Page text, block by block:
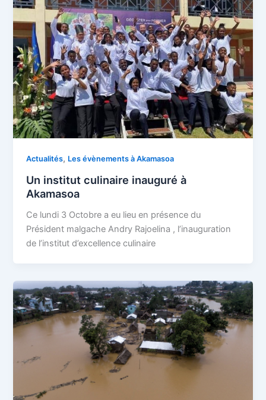
Actualités, Les évènements à Akamasoa
Un institut culinaire inauguré à
Akamasoa
Ce lundi 3 Octobre a eu lieu en présence du
Président malgache Andry Rajoelina , l’inauguration
de l’institut d’excellence culinaire